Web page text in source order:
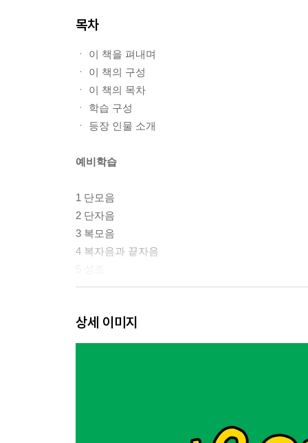
목차
ㆍ 이 책을 펴내며
ㆍ 이 책의 구성
ㆍ 이 책의 목차
ㆍ 학습 구성
ㆍ 등장 인물 소개
예비학습
1 단모음
2 단자음
3 복모음
4 복자음과 끝자음
1 안녕!
상세 이미지